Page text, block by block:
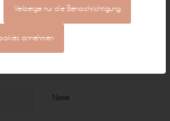
Verberge nur die Benachrichtigung
annehmen
Name